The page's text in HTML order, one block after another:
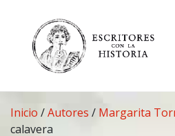
contenido
Inicio /Autores / Margarita
calavera